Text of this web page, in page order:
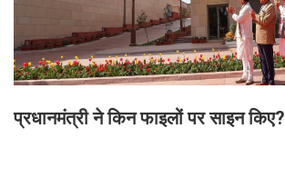
प्रधानमंत्री ने किन फाइलों पर साइन किए?